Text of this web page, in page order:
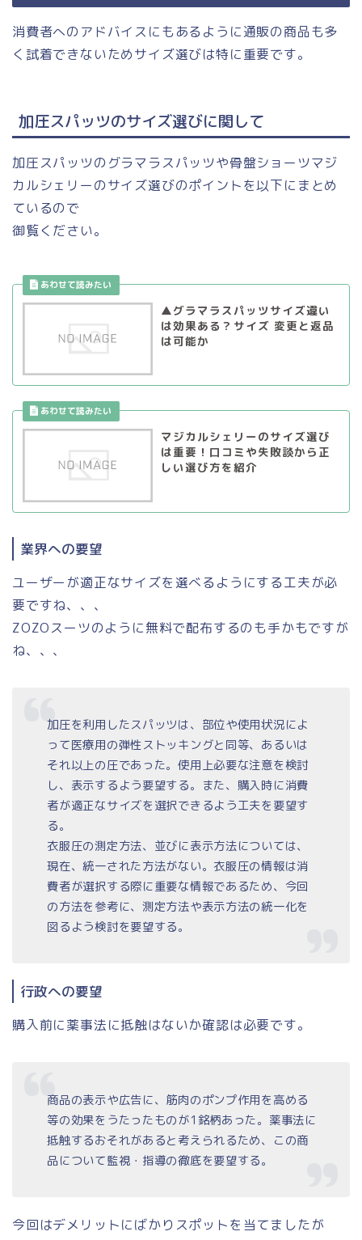
消費者へのアドバイスにもあるように通販の商品も多
く試着できないためサイズ選びは特に重要です。
加圧スパッツのサイズ選びに関して
加圧スパッツのグラマラスパッツや骨盤ショーツマジ
カルシェリーのサイズ選びのポイントを以下にまとめ
ているので
御覧ください。
▲グラマラスパッツサイズ違い
は効果ある？サイズ 変更と返品
は可能か
マジカルシェリーのサイズ選び
は重要！口コミや失敗談から正
しい選び方を紹介
業界への要望
ユーザーが適正なサイズを選べるようにする工夫が必
要ですね、、、
ZOZOスーツのように無料で配布するのも手かもですが
ね、、、
加圧を利用したスパッツは、部位や使用状況によ
って医療用の弾性ストッキングと同等、あるいは
それ以上の圧であった。使用上必要な注意を検討
し、表示するよう要望する。また、購入時に消費
者が適正なサイズを選択できるよう工夫を要望す
る。
衣服圧の測定方法、並びに表示方法については、
現在、統一された方法がない。衣服圧の情報は消
費者が選択する際に重要な情報であるため、今回
の方法を参考に、測定方法や表示方法の統一化を
図るよう検討を要望する。
行政への要望
購入前に薬事法に抵触はないか確認は必要です。
商品の表示や広告に、筋肉のポンプ作用を高める
等の効果をうたったものが1銘柄あった。薬事法に
抵触するおそれがあると考えられるため、この商
品について監視・指導の徹底を要望する。
今回はデメリットにばかりスポットを当てましたが